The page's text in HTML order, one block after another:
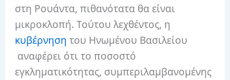
στη Ρουάντα, πιθανότατα θα είναι
μικροκλοπή.Τούτου λεχθέντος, η
κυβέρνηση του Ηνωμένου Βασιλείου
αναφέρει ότι το ποσοστό
εγκληματικότητας, συμπεριλαμβανομένης